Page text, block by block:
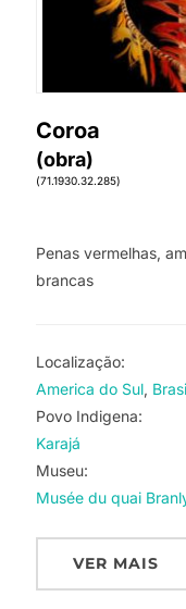
Coroa
(obra)
(71.1930.32.285)
Penas vermelhas,
brancas
Localização:
America do Sul
Povo Indigena:
Karajá
Museu:
Musée du quai
VER MAIS